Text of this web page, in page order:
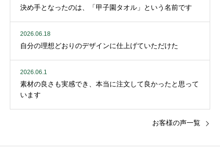
決め手となったのは、「甲子園タオル」という名前です
2026.06.18
自分の理想どおりのデザインに仕上げていただけた
2026.06.1
素材の良さも実感でき、本当に注文して良かったと思って
います
お客様の声一覧